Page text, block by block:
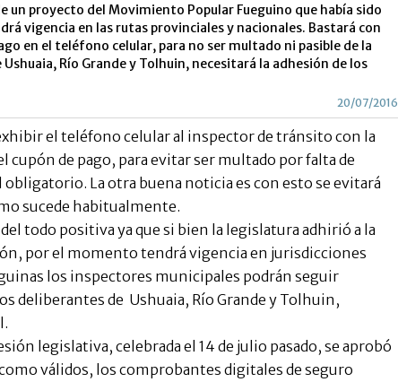
un proyecto del Movimiento Popular Fueguino que había sido
vigencia en las rutas provinciales y nacionales. Bastará con
en el teléfono celular, para no ser multado ni pasible de la
Río Grande y Tolhuin, necesitará la adhesión de los
20/07/2016
el teléfono celular al inspector de tránsito con la
cupón de pago, para evitar ser multado por falta de
La otra buena noticia es con esto se evitará
sucede habitualmente.
todo positiva ya que si bien la legislatura adhirió a la
por el momento tendrá vigencia en jurisdicciones
los inspectores municipales podrán seguir
deliberantes de Ushuaia, Río Grande y Tolhuin,
legislativa, celebrada el 14 de julio pasado, se aprobó
válidos, los comprobantes digitales de seguro